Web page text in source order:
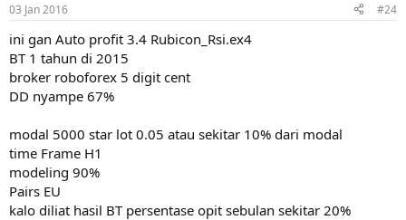
03 Jan 2016 #24
ini gan Auto profit 3.4 Rubicon_Rsi.ex4
BT 1 tahun di 2015
broker roboforex 5 digit cent
DD nyampe 67%
modal 5000 star lot 0.05 atau sekitar 10% dari modal
time Frame H1
modeling 90%
Pairs EU
kalo diliat hasil BT persentase opit sebulan sekitar 20%